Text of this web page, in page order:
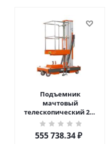
Подъемник
мачтовый
телескопический 200
кг 6 м TOR GTWY6-200S
DC 2-мачтовый
(автономный) (G) в
555 738.34₽